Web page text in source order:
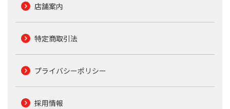
店舗案内
特定商取引法
プライバシーポリシー
採用情報